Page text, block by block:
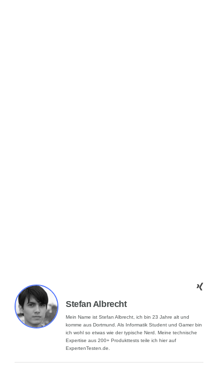
Stefan Albrecht
Mein Name ist Stefan Albrecht, ich bin 23 Jahre alt und
komme aus Dortmund. Als Informatik Student und Gamer bin
ich wohl so etwas wie der typische Nerd. Meine technische
Expertise aus 200+ Produkttests teile ich hier auf
ExpertenTesten.de.